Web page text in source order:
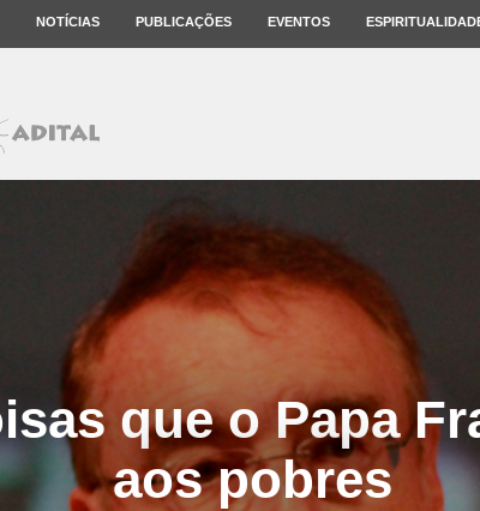
NOTÍCIAS PUBLICAÇÕES EVENTOS
que o Papa
aos pobres